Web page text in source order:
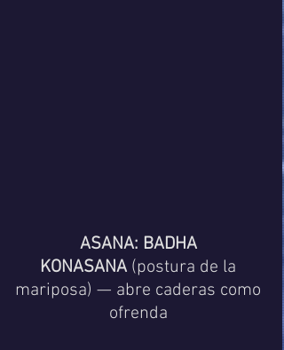
ASANA: BADHA
KONASANA (postura de la
mariposa) — abre caderas como
ofrenda